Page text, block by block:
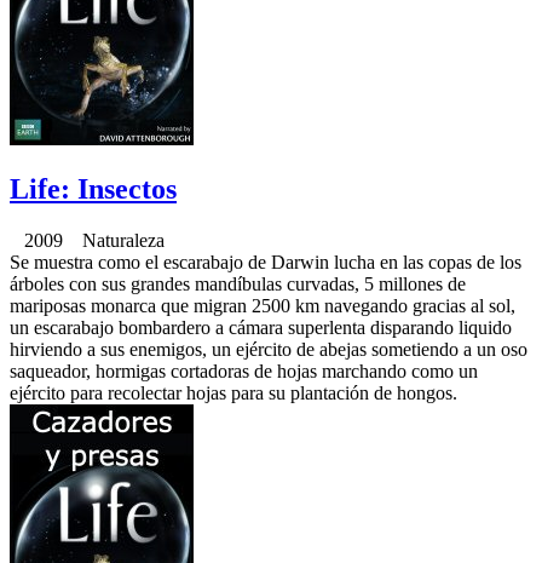
Life: Insectos
2009 Naturaleza
Se muestra como el escarabajo de Darwin lucha en las copas de los
árboles con sus grandes mandíbulas curvadas, 5 millones de
mariposas monarca que migran 2500 km navegando gracias al sol,
un escarabajo bombardero a cámara superlenta disparando liquido
hirviendo a sus enemigos, un ejército de abejas sometiendo a un oso
saqueador, hormigas cortadoras de hojas marchando como un
ejército para recolectar hojas para su plantación de hongos.